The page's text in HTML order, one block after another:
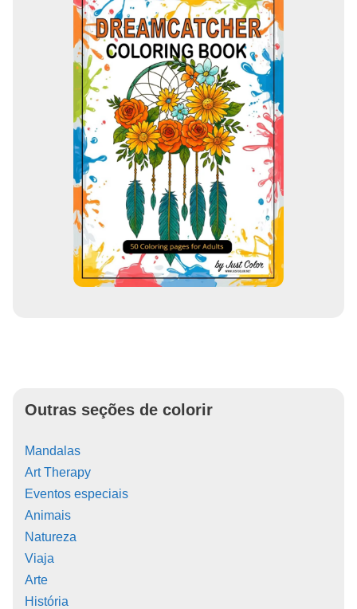
Outras seções de colorir
Mandalas
Art Therapy
Eventos especiais
Animais
Natureza
Viaja
Arte
História